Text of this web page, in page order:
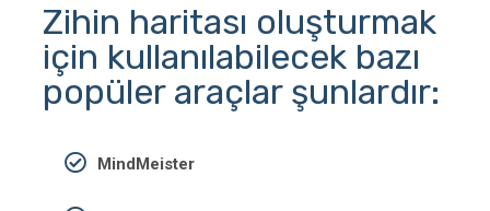
Zihin haritası oluşturmak
için kullanılabilecek bazı
popüler araçlar şunlardır:
MindMeister